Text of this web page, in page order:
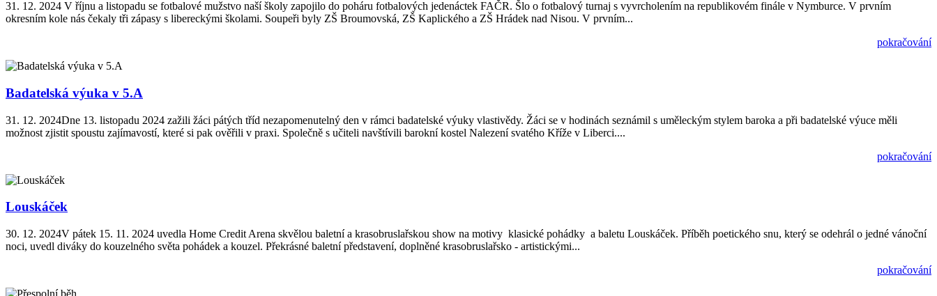
31. 12. 2024 V říjnu a listopadu se fotbalové mužstvo naší školy zapojilo do poháru fotbalových jedenáctek FAČR. Šlo o fotbalový turnaj s vyvrcholením na republikovém finále v Nymburce. V prvním
okresním kole nás čekaly tři zápasy s libereckými školami. Soupeři byly ZŠ Broumovská, ZŠ Kaplického a ZŠ Hrádek nad Nisou. V prvním...
pokračování
Badatelská výuka v 5.A
31. 12. 2024Dne 13. listopadu 2024 zažili žáci pátých tříd nezapomenutelný den v rámci badatelské výuky vlastivědy. Žáci se v hodinách seznámil s uměleckým stylem baroka a při badatelské výuce měli
možnost zjistit spoustu zajímavostí, které si pak ověřili v praxi. Společně s učiteli navštívili barokní kostel Nalezení svatého Kříže v Liberci....
pokračování
Louskáček
30. 12. 2024V pátek 15. 11. 2024 uvedla Home Credit Arena skvělou baletní a krasobruslařskou show na motivy klasické pohádky a baletu Louskáček. Příběh poetického snu, který se odehrál o jedné vánoční
noci, uvedl diváky do kouzelného světa pohádek a kouzel. Překrásné baletní představení, doplněné krasobruslařsko - artistickými...
pokračování